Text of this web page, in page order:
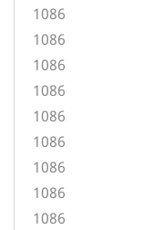
1086
1086
1086
1086
1086
1086
1086
1086
1086